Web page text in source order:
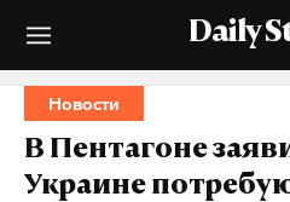
Daily
Новости
В Пентагоне
Украине